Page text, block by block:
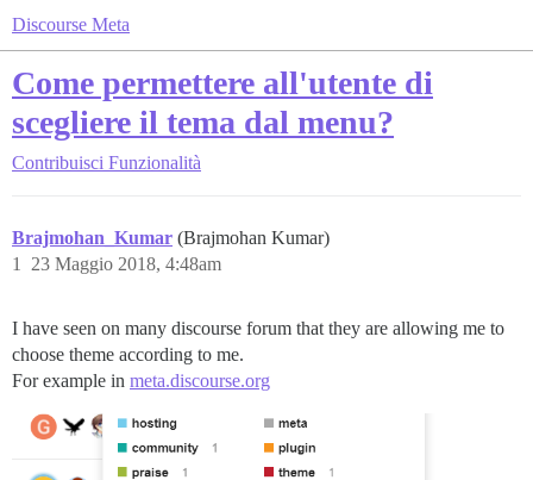
Discourse Meta
Come permettere all'utente di
scegliere il tema dal menu?
Contribuisci Funzionalità
Brajmohan_Kumar (Brajmohan Kumar)
23 Maggio 2018, 4:48am
1
I have seen on many discourse forum that they are allowing me to
choose theme according to me.
For example in meta.discourse.org